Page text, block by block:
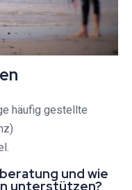
häufig gestellte
und wie
unterstützen?